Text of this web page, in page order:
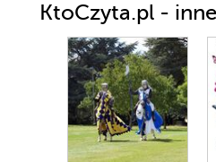
KtoCzyta.pl -